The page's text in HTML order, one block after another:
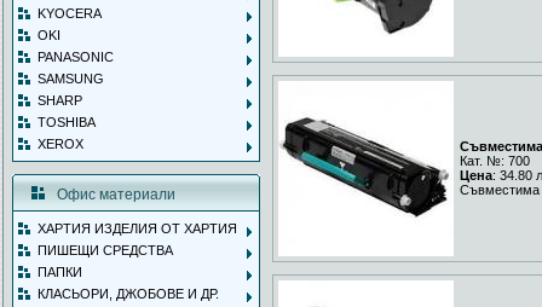
KYOCERA
OKI
PANASONIC
SAMSUNG
SHARP
TOSHIBA
XEROX
Офис материали
ХАРТИЯ ИЗДЕЛИЯ ОТ ХАРТИЯ
ПИШЕЩИ СРЕДСТВА
ПАПКИ
КЛАСЬОРИ, ДЖОБОВЕ И ДР.
Съвместима
Кат. №: 700
Цена: 34.80
Съвместима